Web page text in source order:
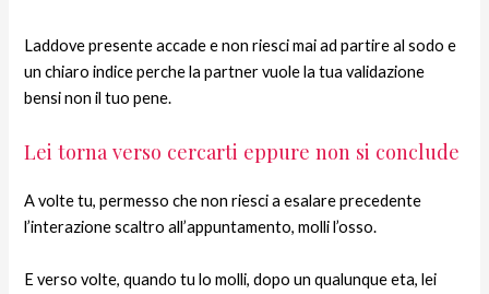
Laddove presente accade e non riesci mai ad partire al sodo e
un chiaro indice perche la partner vuole la tua validazione
bensi non il tuo pene.
Lei torna verso cercarti eppure non si conclude
A volte tu, permesso che non riesci a esalare precedente
l’interazione scaltro all’appuntamento, molli l’osso.
E verso volte, quando tu lo molli, dopo un qualunque eta, lei